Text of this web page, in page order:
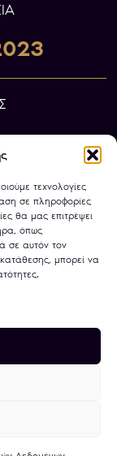
τεχνολογίες
σε πληροφορίες
θα μας επιτρέψει
όπως
σε αυτόν τον
μπορεί να